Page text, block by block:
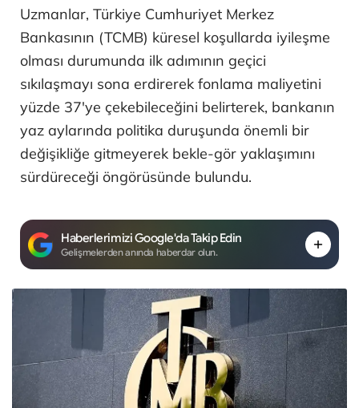
Uzmanlar, Türkiye Cumhuriyet Merkez
Bankasının (TCMB) küresel koşullarda iyileşme
olması durumunda ilk adımının geçici
sıkılaşmayı sona erdirerek fonlama maliyetini
yüzde 37'ye çekebileceğini belirterek, bankanın
yaz aylarında politika duruşunda önemli bir
değişikliğe gitmeyerek bekle-gör yaklaşımını
sürdüreceği öngörüsünde bulundu.
Haberlerimizi Google'da Takip Edin
Gelişmelerden anında haberdar olun.